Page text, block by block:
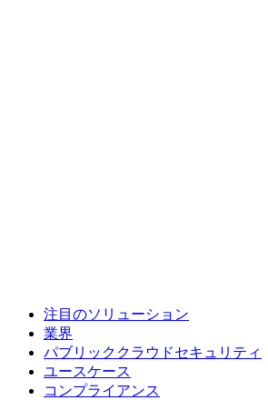
注目のソリューション
業界
パブリッククラウドセキュリティ
ユースケース
コンプライアンス